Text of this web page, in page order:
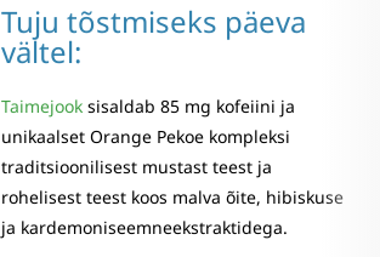
Tuju tõstmiseks päeva
vältel:
Taimejook sisaldab 85 mg kofeiini ja
unikaalset Orange Pekoe kompleksi
traditsioonilisest mustast teest ja
rohelisest teest koos malva õite, hibiskuse
ja kardemoniseemneekstraktidega.